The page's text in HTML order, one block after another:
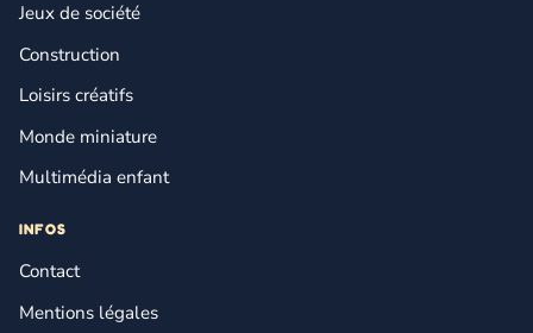
Jeux de société
Construction
Loisirs créatifs
Monde miniature
Multimédia enfant
INFOS
Contact
Mentions légales